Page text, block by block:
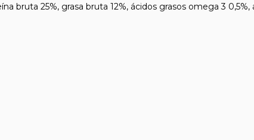
bruta 25%, grasa bruta 12%, ácidos grasos omega 3